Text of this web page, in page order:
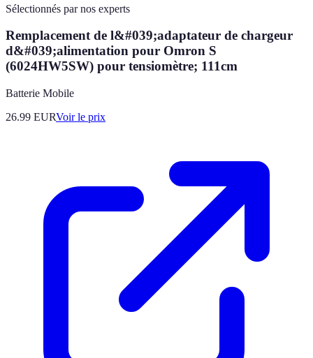
Sélectionnés par nos experts
Remplacement de l&#039;adaptateur de chargeur
d&#039;alimentation pour Omron S
(6024HW5SW) pour tensiomètre; 111cm
Batterie Mobile
26.99 EURVoir le prix